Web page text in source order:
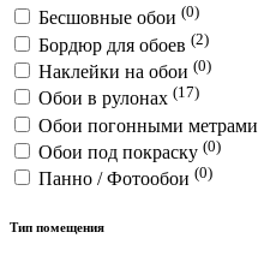
Бесшовные обои (0)
Бордюр для обоев (2)
Наклейки на обои (0)
Обои в рулонах (17)
Обои погонными метрами
Обои под покраску (0)
Панно / Фотообои (0)
Тип помещения